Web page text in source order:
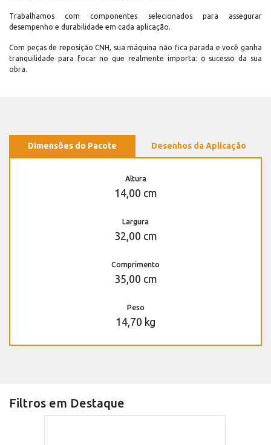
Trabalhamos com componentes selecionados para assegurar
desempenho e durabilidade em cada aplicação.
Com peças de reposição CNH, sua máquina não fica parada e você ganha
tranquilidade para focar no que realmente importa: o sucesso da sua
obra.
Dimensões do Pacote Desenhos da Aplicação
Altura
14,00 cm
Largura
32,00 cm
Comprimento
35,00 cm
Peso
14,70 kg
Filtros em Destaque